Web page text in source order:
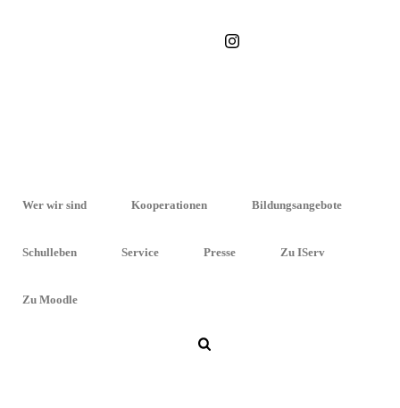
Wer wir sind Kooperationen Bildungsangebote
Schulleben Service Presse Zu IServ
Zu Moodle